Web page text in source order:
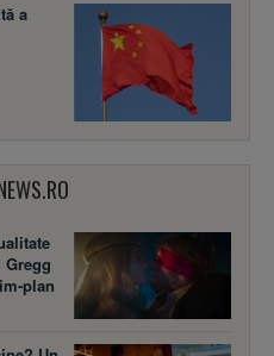
a
Gregg
plan